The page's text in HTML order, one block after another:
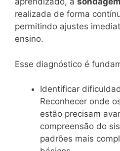
realizada de forma
permitindo ajustes
ensino.
Esse diagnóstico é
Identificar
Reconhecer onde
estão precisam
compreensão do
padrões mais